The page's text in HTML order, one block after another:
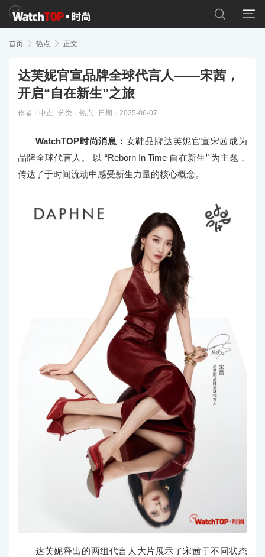


首页  热点  正文
达芙妮官宣品牌全球代言人——宋茜，
开启“自在新生”之旅
作者：申垚 分类： 热点 日期：2025-06-07
WatchTOP时尚消息： 女鞋品牌达芙妮官宣宋茜成为
品牌全球代言人。 以 “Reborn In Time 自在新生” 为主题，
传达了于时间流动中感受新生力量的核心概念。
达芙妮释出的两组代言人大片展示了宋茜于不同状态